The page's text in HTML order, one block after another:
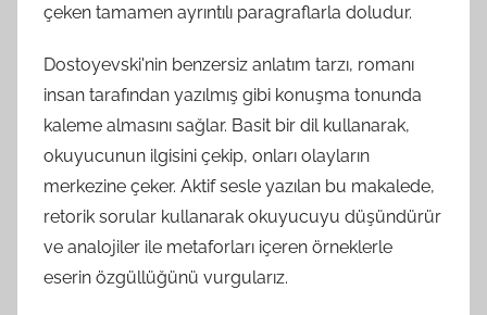
çeken tamamen ayrıntılı paragraflarla doludur.
Dostoyevski'nin benzersiz anlatım tarzı, romanı
insan tarafından yazılmış gibi konuşma tonunda
kaleme almasını sağlar. Basit bir dil kullanarak,
okuyucunun ilgisini çekip, onları olayların
merkezine çeker. Aktif sesle yazılan bu makalede,
retorik sorular kullanarak okuyucuyu düşündürür
ve analojiler ile metaforları içeren örneklerle
eserin özgüllüğünü vurgularız.